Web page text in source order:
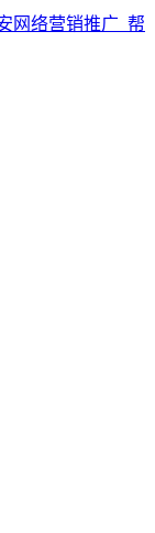
网络营销推广_帮